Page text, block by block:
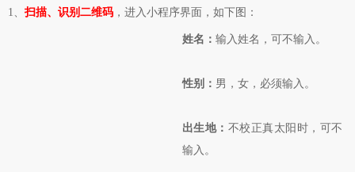
1、 扫描、识别二维码 ，进入小程序界面，如下图：
姓名： 输入姓名，可不输入。
性别： 男，女，必须输入。
出生地： 不校正真太阳时，可不
输入。